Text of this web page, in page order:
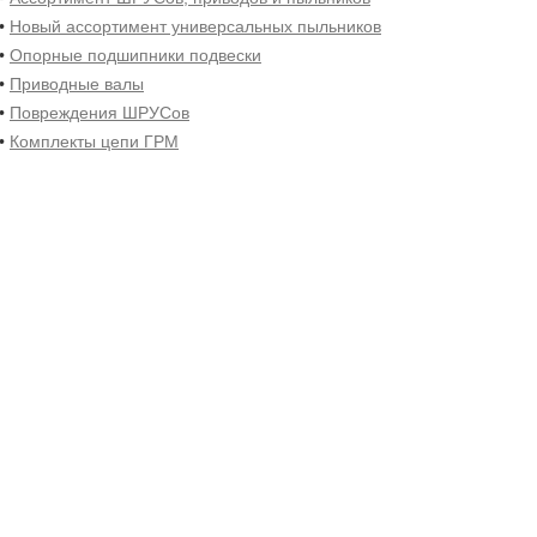
• Новый ассортимент универсальных пыльников
• Опорные подшипники подвески
• Приводные валы
• Повреждения ШРУСов
• Комплекты цепи ГРМ